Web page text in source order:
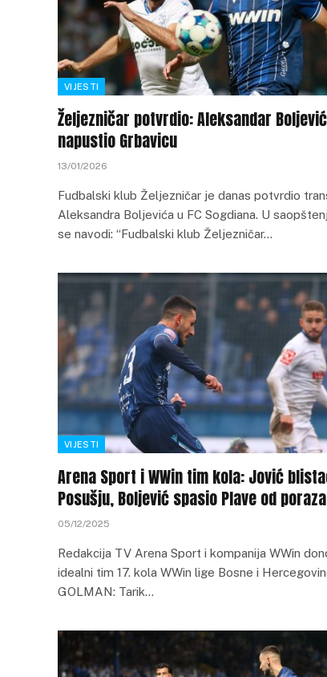
VIJESTI
Željezničar potvrdio: Aleksandar Boljević
napustio Grbavicu
13/01/2026
Fudbalski klub Željezničar je danas potvrdio
Aleksandra Boljevića u FC Sogdiana. U
se navodi: “Fudbalski klub Željezničar…
VIJESTI
Arena Sport i WWin tim kola: Jović
Posušju, Boljević spasio Plave od poraza
05/12/2025
Redakcija TV Arena Sport i kompanija WWin
idealni tim 17. kola WWin lige Bosne i
GOLMAN: Tarik…